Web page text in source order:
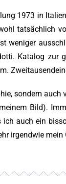
1973 in
tatsächlich
weniger
Katalog zur
sondern
Bild).
auch ein
irgendwie